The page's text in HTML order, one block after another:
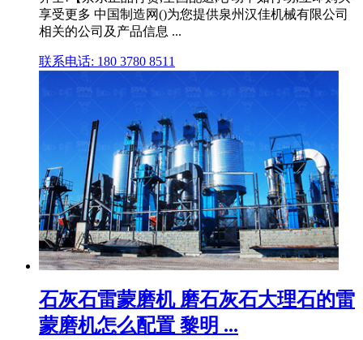
享受更多 中国制造网()为您提供泉州汉佳机械有限公司
相关的公司及产品信息 ...
联系电话: 180 3780 8511
石灰石雷蒙磨机 磨石灰石大理石的雷
蒙磨机怎么配置 黎明 ...